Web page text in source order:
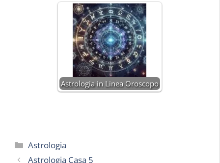
Astrologia in Linea Oroscopo
Categorie
Astrologia
Astrologia Casa 5